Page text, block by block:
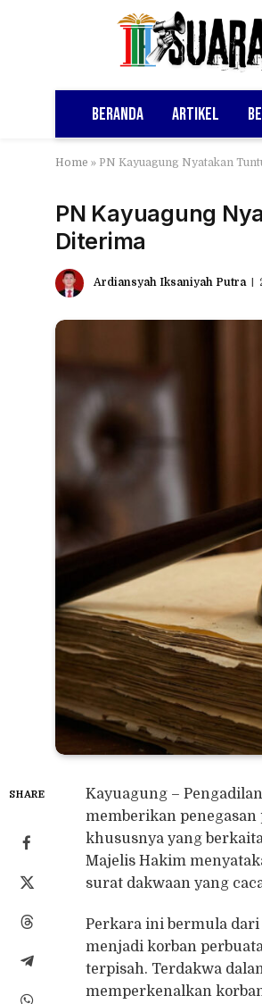
Beranda Artikel
Home » PN Kayuagung Nyatakan
PN Kayuagung
Diterima
Ardiansyah Iksaniyah Putra
SHARE
Kayuagung –
memberikan
khususnya yang
Majelis Hakim
surat dakwaan yang
Perkara ini bermula
menjadi korban
terpisah. Terdakwa
memperkenalkan